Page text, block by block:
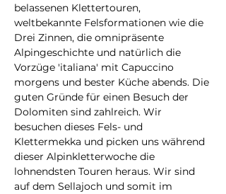
belassenen Klettertouren,
weltbekannte Felsformationen wie die
Drei Zinnen, die omnipräsente
Alpingeschichte und natürlich die
Vorzüge 'italiana' mit Capuccino
morgens und bester Küche abends. Die
guten Gründe für einen Besuch der
Dolomiten sind zahlreich. Wir
besuchen dieses Fels- und
Klettermekka und picken uns während
dieser Alpinkletterwoche die
lohnendsten Touren heraus. Wir sind
auf dem Sellajoch und somit im